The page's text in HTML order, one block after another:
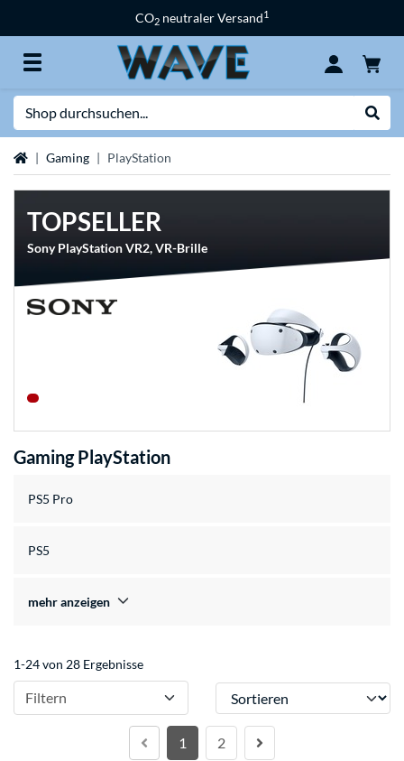
CO2 neutraler Versand1
StartseiteGaming PlayStation
TOPSELLER
Sony PlayStation VR2, VR-Brille
Gaming PlayStation
PS5 Pro
PS5
mehr anzeigen
1-24 von 28 Ergebnisse
Filtern Sortieren
1 2